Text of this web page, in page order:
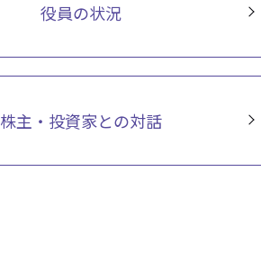
役員の状況
株主・投資家との対話